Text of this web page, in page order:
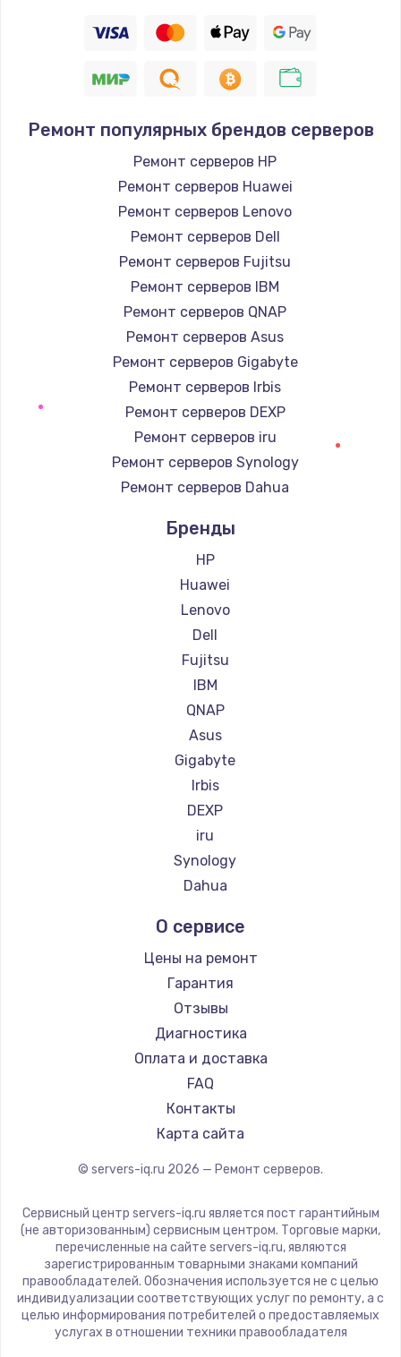
Заказать
Замена шнура
Заказать
Замена / ремонт электронного модуля
управления
Заказать
Замена конфорки
Заказать
Замена платы сенсора
Заказать
900 руб.
Заказать
Замена сенсорного датчика
1300 руб.
Заказать
Замена сигнальной лампы
1200 руб.
Заказать
Замена системной платы
Заказать
2500 руб.
Заказать
Замена электроконфорки
Заказать
Техобслуживание
1300 руб.
Заказать
Прошивка
1400 руб.
Ремонт популярных брендов серверов
Ремонт серверов HP
Ремонт серверов Huawei
Ремонт серверов Lenovo
Ремонт серверов Dell
Ремонт серверов Fujitsu
Ремонт серверов IBM
Ремонт серверов QNAP
Ремонт серверов Asus
Ремонт серверов Gigabyte
Ремонт серверов Irbis
Ремонт серверов DEXP
Ремонт серверов iru
Ремонт серверов Synology
Ремонт серверов Dahua
Бренды
HP
Huawei
Lenovo
Dell
Fujitsu
IBM
QNAP
Asus
Gigabyte
Irbis
DEXP
iru
Synology
Dahua
О сервисе
Цены на ремонт
Гарантия
Отзывы
Диагностика
Оплата и доставка
FAQ
Контакты
Карта сайта
© servers-iq.ru 2026 — Ремонт серверов.
Сервисный центр servers-iq.ru является пост гарантийным
(не авторизованным) сервисным центром. Торговые марки,
перечисленные на сайте servers-iq.ru, являются
зарегистрированным товарными знаками компаний
правообладателей. Обозначения используется не с целью
индивидуализации соответствующих услуг по ремонту, а с
целью информирования потребителей о предоставляемых
услугах в отношении техники правообладателя